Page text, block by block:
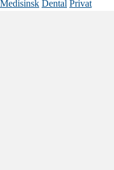
Medisinsk Dental Privat